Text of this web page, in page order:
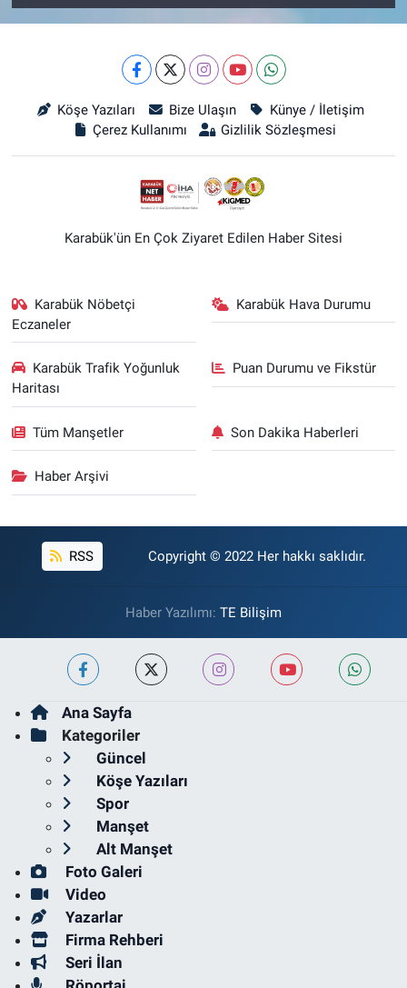
Köşe Yazıları Bize Ulaşın
Künye / İletişim
Çerez Kullanımı
Gizlilik Sözleşmesi
Karabük'ün En Çok Ziyaret Edilen Haber Sitesi
Karabük Nöbetçi
Eczaneler
Karabük Hava Durumu
Karabük Trafik Yoğunluk
Haritası
Puan Durumu ve Fikstür
Tüm Manşetler Son Dakika Haberleri
Haber Arşivi
RSS Copyright © 2022 Her hakkı saklıdır.
Haber Yazılımı: TE Bilişim
Ana Sayfa
Kategoriler
Güncel
Köşe Yazıları
Spor
Manşet
Alt Manşet
Foto Galeri
Video
Yazarlar
Firma Rehberi
Seri İlan